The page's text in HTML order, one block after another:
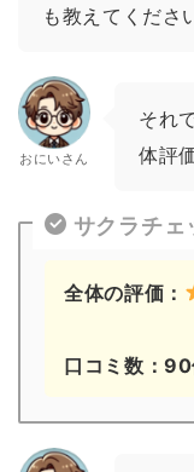
も教えてくださ
おにいさん
それ
体評
サクラチェ
全体の評価：
口コミ数：